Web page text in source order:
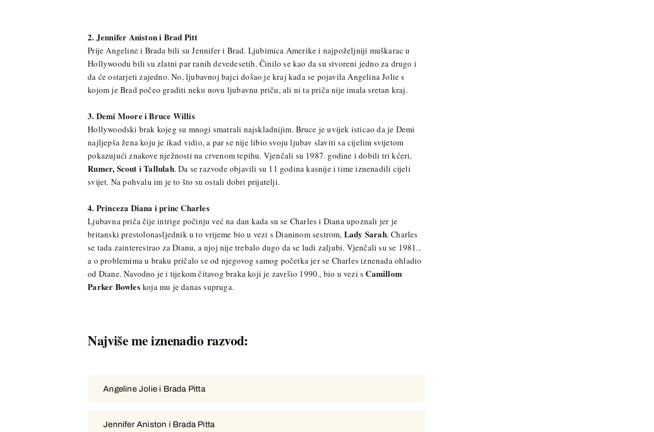
2. Jennifer Aniston i Brad Pitt
Prije Angeline i Brada bili su Jennifer i Brad. Ljubimica Amerike i najpoželjniji muškarac u
Hollywoodu bili su zlatni par ranih devedesetih. Činilo se kao da su stvoreni jedno za drugo i
da će ostarjeti zajedno. No, ljubavnoj bajci došao je kraj kada se pojavila Angelina Jolie s
kojom je Brad počeo graditi neku novu ljubavnu priču, ali ni ta priča nije imala sretan kraj.
3. Demi Moore i Bruce Willis
Hollywoodski brak kojeg su mnogi smatrali najskladnijim. Bruce je uvijek isticao da je Demi
najljepša žena koju je ikad vidio, a par se nije libio svoju ljubav slaviti sa cijelim svijetom
pokazujući znakove nježnosti na crvenom tepihu. Vjenčali su 1987. godine i dobili tri kćeri,
Rumer, Scout i Tallulah. Da se razvode objavili su 11 godina kasnije i time iznenadili cijeli
svijet. Na pohvalu im je to što su ostali dobri prijatelji.
4. Princeza Diana i princ Charles
Ljubavna priča čije intrige počinju već na dan kada su se Charles i Diana upoznali jer je
britanski prestolonasljednik u to vrijeme bio u vezi s Dianinom sestrom, Lady Sarah. Charles
se tada zainteresirao za Dianu, a njoj nije trebalo dugo da se ludi zaljubi. Vjenčali su se 1981.,
a o problemima u braku pričalo se od njegovog samog početka jer se Charles iznenada ohladio
od Diane. Navodno je i tijekom čitavog braka koji je završio 1990., bio u vezi s Camillom
Parker Bowles koja mu je danas supruga.
Najviše me iznenadio razvod:
Angeline Jolie i Brada Pitta
Jennifer Aniston i Brada Pitta
Angeline Jolie i Brada Pitta
Jennifer Aniston i Brada Pitta